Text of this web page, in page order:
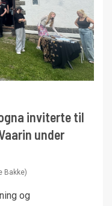
inviterte til
under
Bakke)
og